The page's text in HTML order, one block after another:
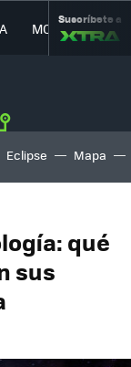
MOVILIDAD
Suscríbete a
Eclipse Mapa
qué
sus